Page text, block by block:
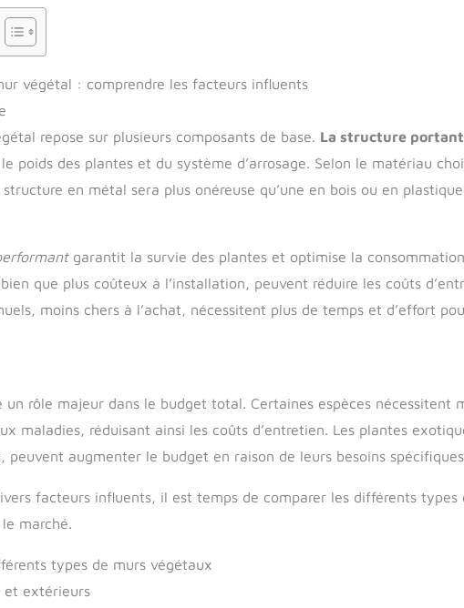
végétal : comprendre les facteurs influents
repose sur plusieurs composants de base. La structure
poids des plantes et du système d’arrosage. Selon le matériau
en métal sera plus onéreuse qu’une en bois ou en
garantit la survie des plantes et optimise la consommation
que plus coûteux à l’installation, peuvent réduire les coûts
moins chers à l’achat, nécessitent plus de temps et d’effort
un rôle majeur dans le budget total. Certaines espèces nécessitent
maladies, réduisant ainsi les coûts d’entretien. Les plantes
augmenter le budget en raison de leurs besoins
facteurs influents, il est temps de comparer les différents types
marché.
types de murs végétaux
et extérieurs